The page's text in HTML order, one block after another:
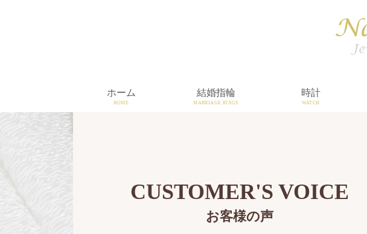
ホーム
HOME
結婚指輪
MARRIAGE RINGS
時計
WATCH
CUSTOMER'S VOICE
お客様の声